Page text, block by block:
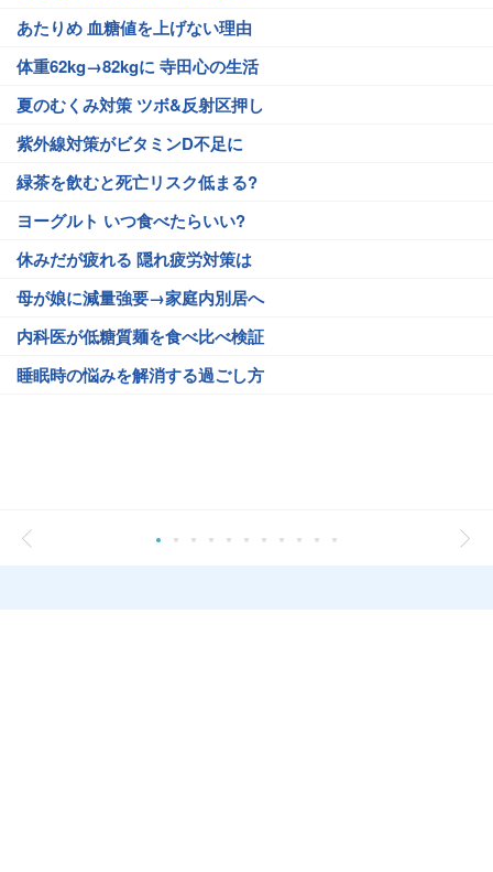
あたりめ 血糖値を上げない理由
体重62kg→82kgに 寺田心の生活
夏のむくみ対策 ツボ&反射区押し
紫外線対策がビタミンD不足に
緑茶を飲むと死亡リスク低まる?
ヨーグルト いつ食べたらいい?
休みだが疲れる 隠れ疲労対策は
母が娘に減量強要→家庭内別居へ
内科医が低糖質麺を食べ比べ検証
睡眠時の悩みを解消する過ごし方